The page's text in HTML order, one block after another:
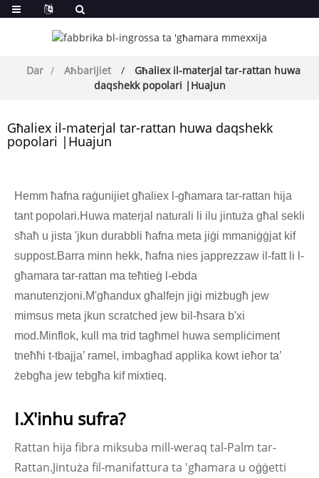
Dar Aħbarijiet
Għaliex il-materjal tar-rattan huwa
daqshekk popolari |Huajun
Għaliex il-materjal tar-rattan huwa daqshekk
popolari |Huajun
Hemm ħafna raġunijiet għaliex l-għamara tar-rattan hija
tant popolari.Huwa materjal naturali li ilu jintuża għal sekli
sħaħ u jista 'jkun durabbli ħafna meta jiġi mmaniġġjat kif
suppost.Barra minn hekk, ħafna nies japprezzaw il-fatt li l-
għamara tar-rattan ma teħtieġ l-ebda
manutenzjoni.M'għandux għalfejn jiġi miżbugħ jew
mimsus meta jkun scratched jew bil-ħsara b'xi
mod.Minflok, kull ma trid tagħmel huwa sempliċiment
tneħħi t-tbajja’ ramel, imbagħad applika kowt ieħor ta’
żebgħa jew tebgħa kif mixtieq.
I.X'inhu sufra?
Rattan hija fibra miksuba mill-weraq tal-Palm tar-
Rattan.Jintuża fil-manifattura ta 'għamara u oġġetti